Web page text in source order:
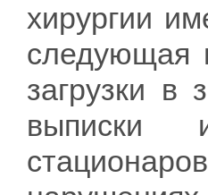
хирургии
следующая
загрузки в
выписки